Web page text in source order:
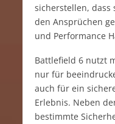
sicherstellen, dass
den Ansprüchen
und Performance
Battlefield 6 nutzt
nur für
auch für ein
Erlebnis. Neben
bestimmte